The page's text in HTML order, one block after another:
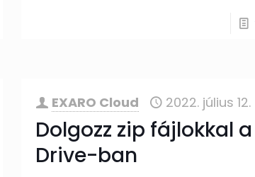
EXARO Cloud 2022. július 12.
Dolgozz zip fájlokkal a
Drive-ban